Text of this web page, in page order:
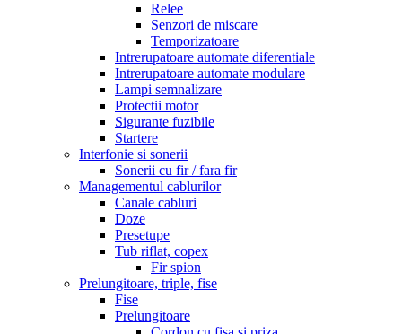
Relee
Senzori de miscare
Temporizatoare
Intrerupatoare automate diferentiale
Intrerupatoare automate modulare
Lampi semnalizare
Protectii motor
Sigurante fuzibile
Startere
Interfonie si sonerii
Sonerii cu fir / fara fir
Managementul cablurilor
Canale cabluri
Doze
Presetupe
Tub riflat, copex
Fir spion
Prelungitoare, triple, fise
Fise
Prelungitoare